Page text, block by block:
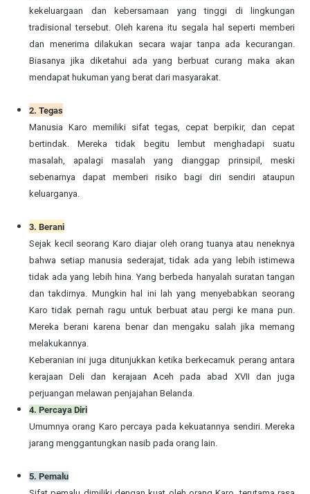
kekeluargaan dan kebersamaan yang tinggi di lingkungan
tradisional tersebut. Oleh karena itu segala hal seperti memberi
dan menerima dilakukan secara wajar tanpa ada kecurangan.
Biasanya jika diketahui ada yang berbuat curang maka akan
mendapat hukuman yang berat dari masyarakat.
2. Tegas
Manusia Karo memiliki sifat tegas, cepat berpikir, dan cepat
bertindak. Mereka tidak begitu lembut menghadapi suatu
masalah, apalagi masalah yang dianggap prinsipil, meski
sebenarnya dapat memberi risiko bagi diri sendiri ataupun
keluarganya.
3. Berani
Sejak kecil seorang Karo diajar oleh orang tuanya atau neneknya
bahwa setiap manusia sederajat, tidak ada yang lebih istimewa
tidak ada yang lebih hina. Yang berbeda hanyalah suratan tangan
dan takdirnya. Mungkin hal ini lah yang menyebabkan seorang
Karo tidak pernah ragu untuk berbuat atau pergi ke mana pun.
Mereka berani karena benar dan mengaku salah jika memang
melakukannya.
Keberanian ini juga ditunjukkan ketika berkecamuk perang antara
kerajaan Deli dan kerajaan Aceh pada abad XVII dan juga
perjuangan melawan penjajahan Belanda.
4. Percaya Diri
Umumnya orang Karo percaya pada kekuatannya sendiri. Mereka
jarang menggantungkan nasib pada orang lain.
5. Pemalu